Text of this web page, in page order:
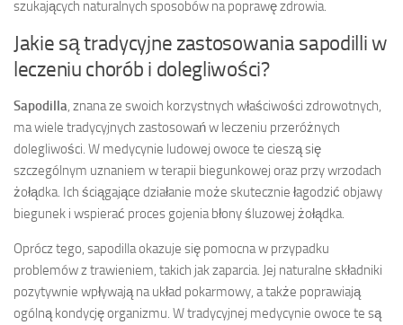
szukających naturalnych sposobów na poprawę zdrowia.
Jakie są tradycyjne zastosowania sapodilli w
leczeniu chorób i dolegliwości?
Sapodilla, znana ze swoich korzystnych właściwości zdrowotnych,
ma wiele tradycyjnych zastosowań w leczeniu przeróżnych
dolegliwości. W medycynie ludowej owoce te cieszą się
szczególnym uznaniem w terapii biegunkowej oraz przy wrzodach
żołądka. Ich ściągające działanie może skutecznie łagodzić objawy
biegunek i wspierać proces gojenia błony śluzowej żołądka.
Oprócz tego, sapodilla okazuje się pomocna w przypadku
problemów z trawieniem, takich jak zaparcia. Jej naturalne składniki
pozytywnie wpływają na układ pokarmowy, a także poprawiają
ogólną kondycję organizmu. W tradycyjnej medycynie owoce te są